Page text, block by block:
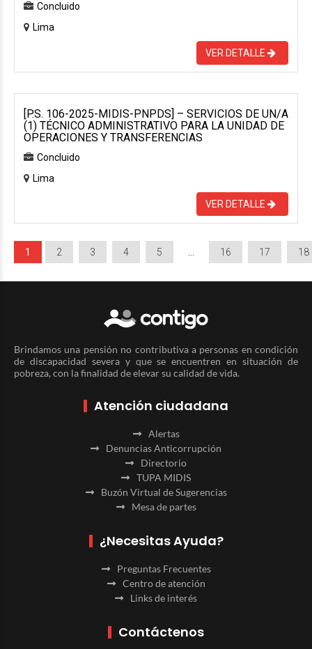
Concluido
Lima
VER DETALLE
[P.S. 106-2025-MIDIS-PNPDS] – SERVICIOS DE UN/A
(1) TÉCNICO ADMINISTRATIVO PARA LA UNIDAD DE
OPERACIONES Y TRANSFERENCIAS
Concluido
Lima
VER DETALLE
1 2 3 4 5 16 17 18
Brindamos una pensión no contributiva a personas en condición
de discapacidad severa y que se encuentren en situación de
pobreza, con la finalidad de elevar su calidad de vida.
Atención ciudadana
Alertas
Denuncias Anticorrupción
Directorio
TUPA MIDIS
Buzón Virtual de Sugerencias
Mesa de partes
¿Necesitas Ayuda?
Preguntas Frecuentes
Centro de atención
Links de interés
Contáctenos